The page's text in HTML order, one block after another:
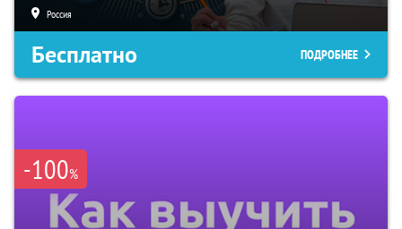
Россия
Бесплатно ПОДРОБНЕЕ
-100%